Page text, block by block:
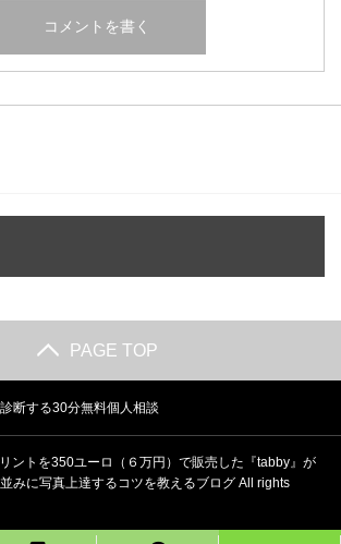
PAGE TOP
断する30分無料個人相談
ントを350ユーロ（６万円）で販売した『tabby』が
みに写真上達するコツを教えるブログ All rights